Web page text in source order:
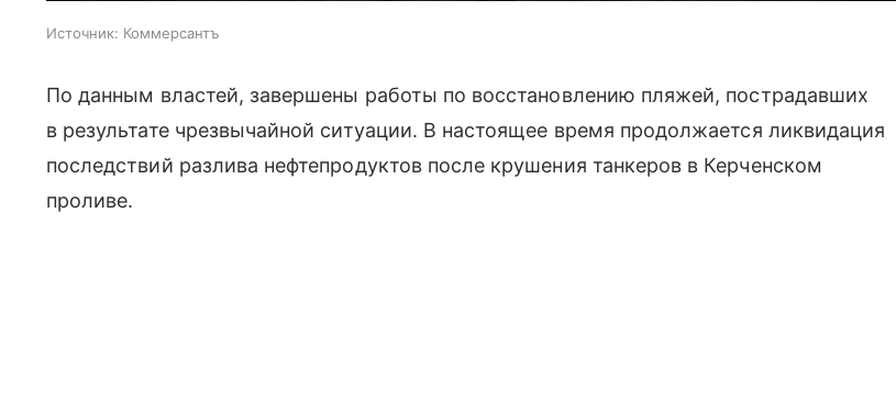
Источник: Коммерсантъ
По данным властей, завершены работы по восстановлению пляжей, пострадавших
в результате чрезвычайной ситуации. В настоящее время продолжается ликвидация
последствий разлива нефтепродуктов после крушения танкеров в Керченском
проливе.